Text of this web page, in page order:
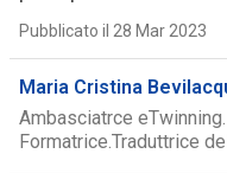
Pubblicato il 28 Mar 2023
Maria Cristina
Ambasciatrce
Formatrice.Traduttrice